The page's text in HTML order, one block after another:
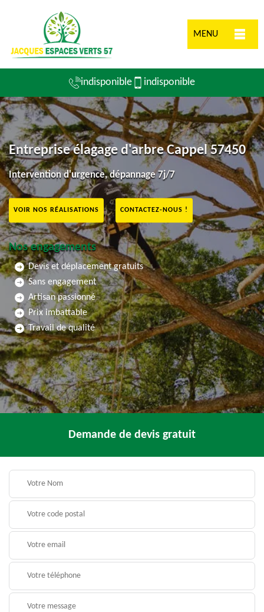
MENU
indisponible indisponible
Entreprise élagage d'arbre Cappel 57450
Intervention d'urgence, dépannage 7j/7
VOIR NOS RÉALISATIONS CONTACTEZ-NOUS !
Nos engagements
Devis et déplacement gratuits
Sans engagement
Artisan passionné
Prix imbattable
Travail de qualité
Demande de devis gratuit